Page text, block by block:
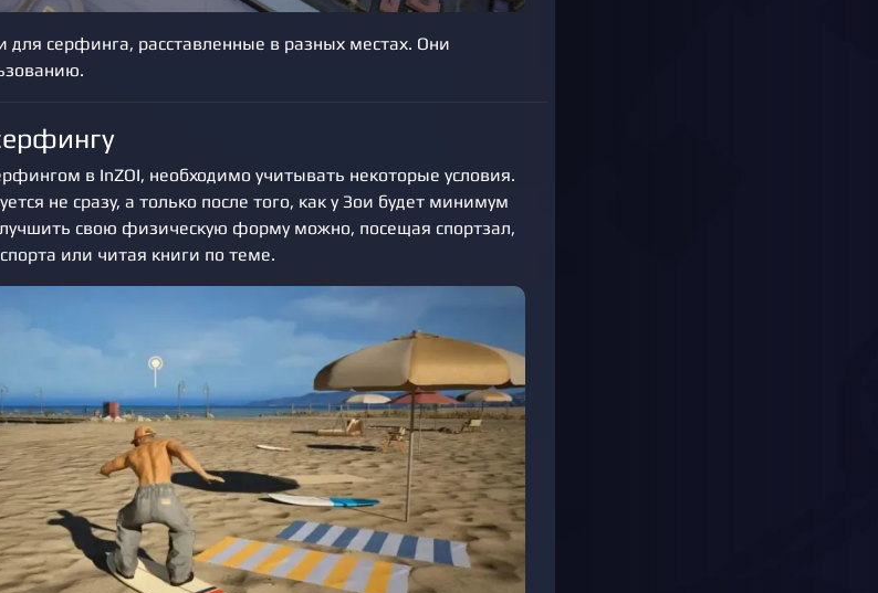
серфинга, расставленные в разных местах. Они
в InZOI, необходимо учитывать некоторые условия.
не сразу, а только после того, как у Зои будет минимум
свою физическую форму можно, посещая спортзал,
или читая книги по теме.